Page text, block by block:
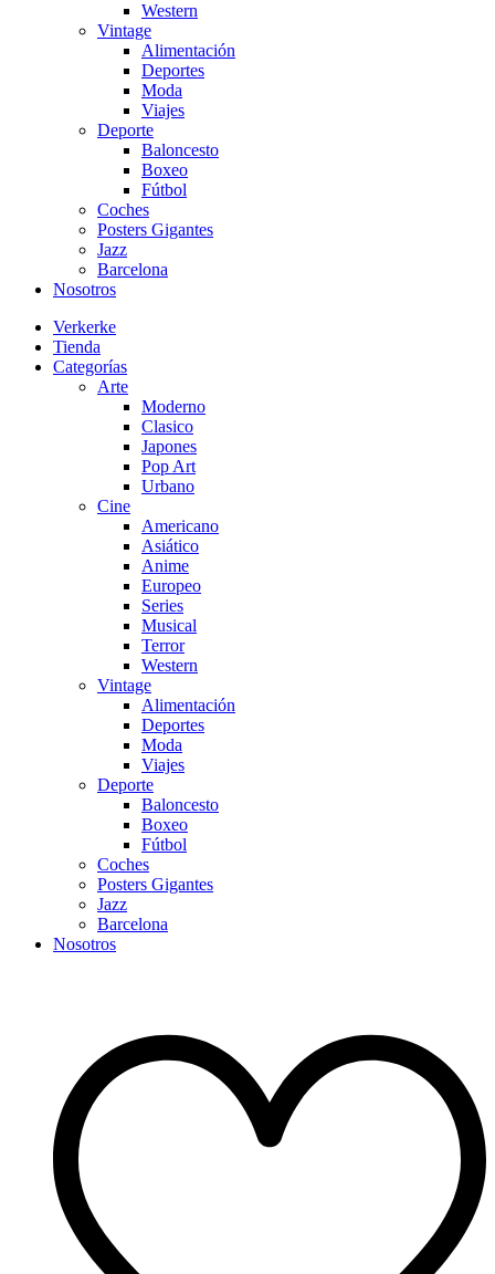
Western
Vintage
Alimentación
Deportes
Moda
Viajes
Deporte
Baloncesto
Boxeo
Fútbol
Coches
Posters Gigantes
Jazz
Barcelona
Nosotros
Verkerke
Tienda
Categorías
Arte
Moderno
Clasico
Japones
Pop Art
Urbano
Cine
Americano
Asiático
Anime
Europeo
Series
Musical
Terror
Western
Vintage
Alimentación
Deportes
Moda
Viajes
Deporte
Baloncesto
Boxeo
Fútbol
Coches
Posters Gigantes
Jazz
Barcelona
Nosotros